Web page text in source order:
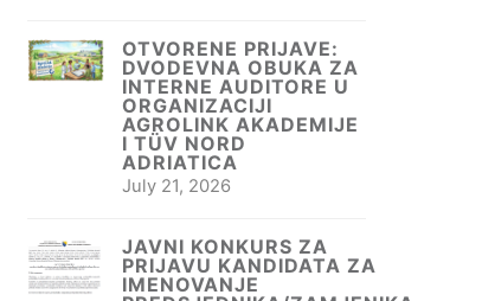
OTVORENE PRIJAVE:
DVODEVNA OBUKA ZA
INTERNE AUDITORE U
ORGANIZACIJI
AGROLINK AKADEMIJE
I TÜV NORD
ADRIATICA
July 21, 2026
JAVNI KONKURS ZA
PRIJAVU KANDIDATA ZA
IMENOVANJE